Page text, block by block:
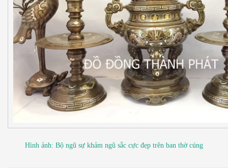
Hình ảnh: Bộ ngũ sự khảm ngũ sắc cực đẹp trên ban thờ cúng